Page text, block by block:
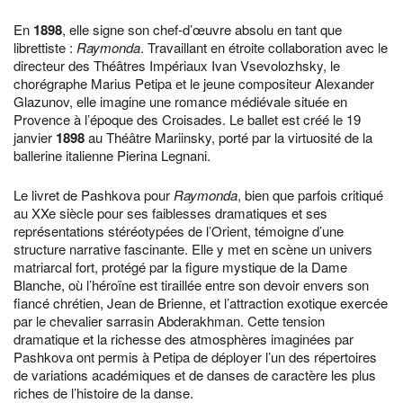
En 1898, elle signe son chef-d’œuvre absolu en tant que
librettiste : Raymonda. Travaillant en étroite collaboration avec le
directeur des Théâtres Impériaux Ivan Vsevolozhsky, le
chorégraphe Marius Petipa et le jeune compositeur Alexander
Glazunov, elle imagine une romance médiévale située en
Provence à l’époque des Croisades. Le ballet est créé le 19
janvier 1898au Théâtre Mariinsky, porté par la virtuosité de la
ballerine italienne Pierina Legnani.
Le livret de Pashkova pour Raymonda, bien que parfois critiqué
au XXe siècle pour ses faiblesses dramatiques et ses
représentations stéréotypées de l’Orient, témoigne d’une
structure narrative fascinante. Elle y met en scène un univers
matriarcal fort, protégé par la figure mystique de la Dame
Blanche, où l’héroïne est tiraillée entre son devoir envers son
fiancé chrétien, Jean de Brienne, et l’attraction exotique exercée
par le chevalier sarrasin Abderakhman. Cette tension
dramatique et la richesse des atmosphères imaginées par
Pashkova ont permis à Petipa de déployer l’un des répertoires
de variations académiques et de danses de caractère les plus
riches de l’histoire de la danse.